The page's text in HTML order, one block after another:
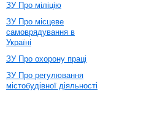
ЗУ Про міліцію
ЗУ Про місцеве
самоврядування в
Україні
ЗУ Про охорону праці
ЗУ Про регулювання
містобудівної діяльності